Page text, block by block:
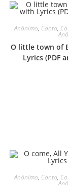
Anónimo, Canto,
O little town of
Lyrics (PDF
Anónimo, Canto,